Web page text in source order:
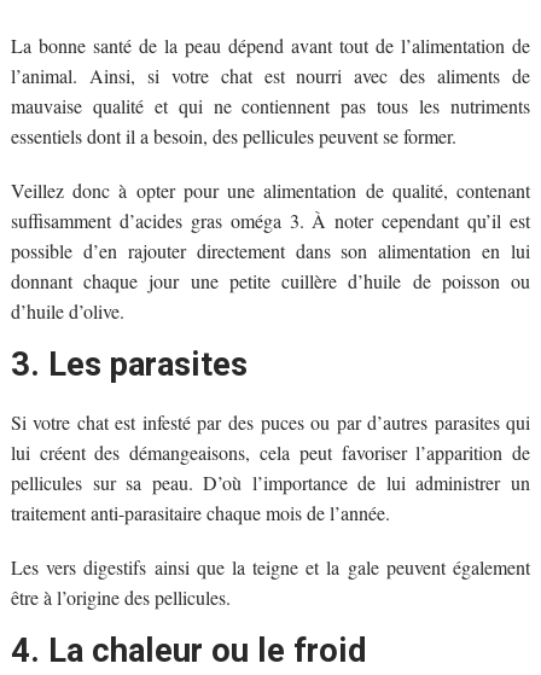
La bonne santé de la peau dépend avant tout de l’alimentation de
l’animal. Ainsi, si votre chat est nourri avec des aliments de
mauvaise qualité et qui ne contiennent pas tous les nutriments
essentiels dont il a besoin, des pellicules peuvent se former.
Veillez donc à opter pour une alimentation de qualité, contenant
suffisamment d’acides gras oméga 3. À noter cependant qu’il est
possible d’en rajouter directement dans son alimentation en lui
donnant chaque jour une petite cuillère d’huile de poisson ou
d’huile d’olive.
3. Les parasites
Si votre chat est infesté par des puces ou par d’autres parasites qui
lui créent des démangeaisons, cela peut favoriser l’apparition de
pellicules sur sa peau. D’où l’importance de lui administrer un
traitement anti-parasitaire chaque mois de l’année.
Les vers digestifs ainsi que la teigne et la gale peuvent également
être à l’origine des pellicules.
4. La chaleur ou le froid